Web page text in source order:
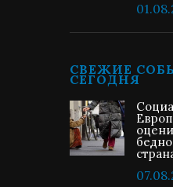
СВЕЖИЕ
СЕГОДНЯ